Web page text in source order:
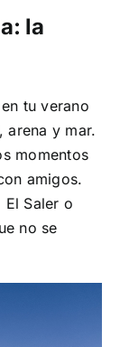
la
tu verano
arena y mar.
momentos
amigos.
El Saler o
no se